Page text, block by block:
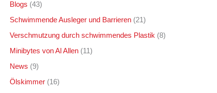
Blogs (43)
Schwimmende Ausleger und Barrieren (21)
Verschmutzung durch schwimmendes Plastik (8)
Minibytes von Al Allen (11)
News (9)
Ölskimmer (16)